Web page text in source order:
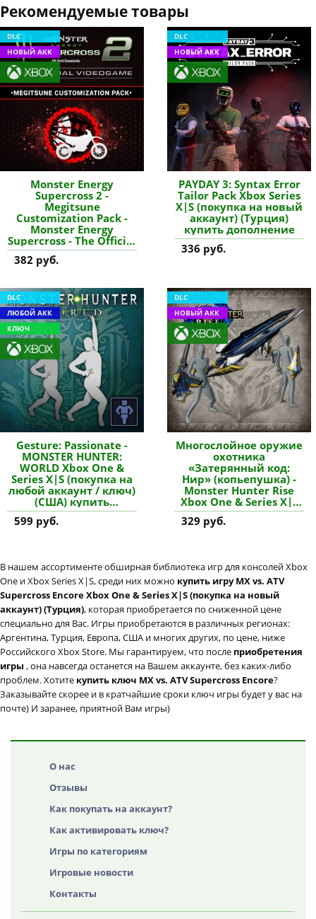
Рекомендуемые товары
DLC
НОВЫЙ АКК
Monster Energy
Supercross 2 -
Megitsune
Customization Pack -
Monster Energy
Supercross - The Official
Videogame 2 Xbox One
& Series X|S (покупка
купить дополнение
382 руб.
DLC
НОВЫЙ АКК
PAYDAY 3: Syntax Error
Tailor Pack Xbox Series
X|S (покупка на новый
аккаунт) (Турция)
купить дополнение
336 руб.
DLC
ЛЮБОЙ АКК
КЛЮЧ
Gesture: Passionate -
MONSTER HUNTER:
WORLD Xbox One &
Series X|S (покупка на
любой аккаунт / ключ)
(США) купить
дополнение
599 руб.
DLC
НОВЫЙ АКК
Многослойное оружие
охотника
«Затерянный код:
Нир» (копьепушка) -
Monster Hunter Rise
Xbox One & Series X|S
(покупка на новый
аккаунт) купить
329 руб.
В нашем ассортименте обширная библиотека игр для консолей Xbox
One и Xbox Series X|S, среди них можно купить игру MX vs. ATV
Supercross Encore Xbox One & Series X|S (покупка на новый
аккаунт) (Турция), которая приобретается по сниженной цене
специально для Вас. Игры приобретаются в различных регионах:
Аргентина, Турция, Европа, США и многих других, по цене, ниже
Российского Xbox Store. Мы гарантируем, что после приобретения
игры , она навсегда останется на Вашем аккаунте, без каких-либо
проблем. Хотите купить ключ MX vs. ATV Supercross Encore?
Заказывайте скорее и в кратчайшие сроки ключ игры будет у вас на
почте) И заранее, приятной Вам игры)
О нас
Отзывы
Как покупать на аккаунт?
Как активировать ключ?
Игры по категориям
Игровые новости
Контакты